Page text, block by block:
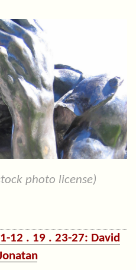
photo license)
12 . 19 . 23-27: David